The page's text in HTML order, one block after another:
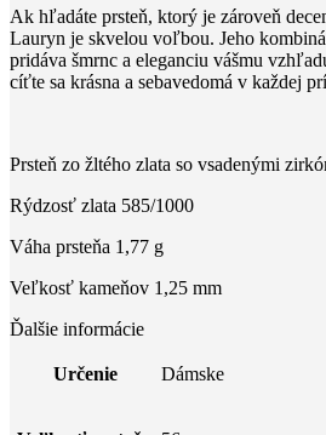
Ak hľadáte prsteň, ktorý je zároveň
Lauryn je skvelou voľbou. Jeho
pridáva šmrnc a eleganciu vášmu
cíťte sa krásna a sebavedomá v každej
Prsteň zo žltého zlata so vsadenými
Rýdzosť zlata 585/1000
Váha prsteňa 1,77 g
Veľkosť kameňov 1,25 mm
Ďalšie informácie
Určenie Dámske